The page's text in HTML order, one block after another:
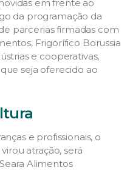
em frente ao
da programação da
parcerias firmadas com
Frigorífico Borussia
e cooperativas,
seja oferecido ao
e profissionais, o
atração, será
Alimentos